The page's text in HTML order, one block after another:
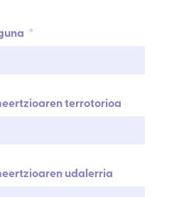
terrotorioa
udalerria